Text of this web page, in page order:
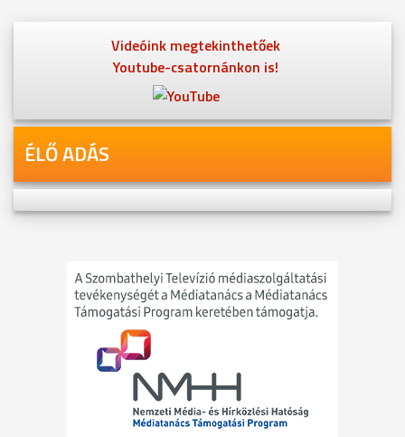
Videóink megtekinthetőek
Youtube-csatornánkon is!
ÉLŐ ADÁS